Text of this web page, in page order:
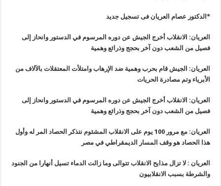
*الدكتور عصام العريان فى تسجيل جديد
العريان: الانقلاب أخرج الجيش عن دوره المرسوم في الدستور وانحاز إلى
فصيل من الشعب دون آخر بحجج وذرائع وهمية
العريان: الجيش قام بحرب وهمية ضد الإرهاب وامتلأت المعتقلات بالآلاف من
الأبرياء وتم مصادرة الحريات
العريان: الانقلاب أخرج الجيش عن دوره المرسوم في الدستور وانحاز إلى
فصيل من الشعب دون آخر بحجج وذرائع وهمية
العريان: مع مرور 100 يوم على الانقلاب المشئوم نتذكر الحصاد المر له وأول
هذا الحصاد هو وقف المسار الديمقراطي في مصر
العريان : لا تزال مذابح الانقلاب تتوالى وما زالت الدماء تسيل أنهارا من الجنود
والشرطة بسبب الانقلابيون